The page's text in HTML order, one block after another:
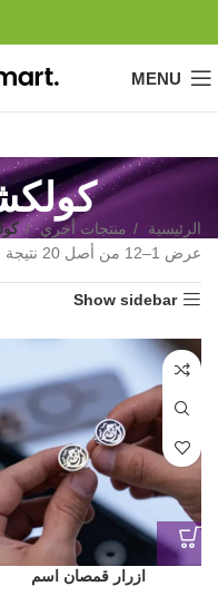
MENU
الرئيسية منتجات أخري
عرض 1–12 من أصل 20 نتيجة
Show sidebar
ازرار قمصان اسم